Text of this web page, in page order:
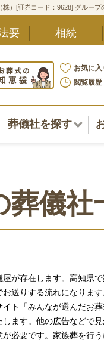
）[証券コード：9628] グループ
要 相続
お気に入
閲覧履歴
陸
葬儀社を探す
東北・甲信越・北陸
関東
関西
中国・四国
九州・沖縄
葬儀社
が存在します。高知県
送りする流れになりま
ト「みんなが選んだお
ます。他の広告などで
必要です。家族葬を行